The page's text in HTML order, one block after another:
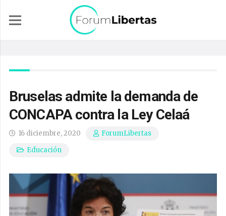
Bruselas admite la demanda de
CONCAPA contra la Ley Celaá
16 diciembre, 2020
ForumLibertas
Educación